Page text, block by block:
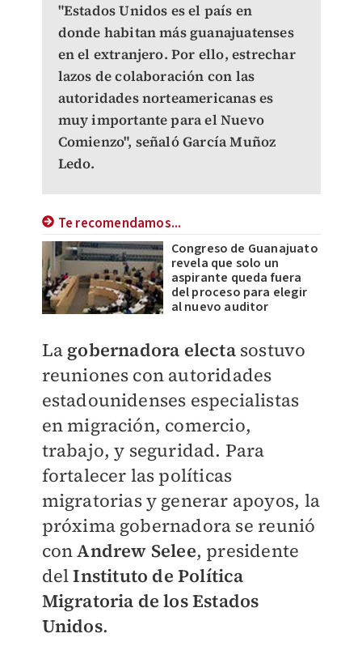
"Estados Unidos es el país en
donde habitan más guanajuatenses
en el extranjero. Por ello, estrechar
lazos de colaboración con las
autoridades norteamericanas es
muy importante para el Nuevo
Comienzo", señaló García Muñoz
Ledo.
Te recomendamos...
Congreso de Guanajuato
revela que solo un
aspirante queda fuera
del proceso para elegir
al nuevo auditor
La gobernadora electasostuvo
reuniones con autoridades
estadounidenses especialistas
en migración, comercio,
trabajo, y seguridad. Para
fortalecer las políticas
migratorias y generar apoyos, la
próxima gobernadora se reunió
conAndrew Selee, presidente
delInstituto de Política
Migratoria de los Estados
Unidos.